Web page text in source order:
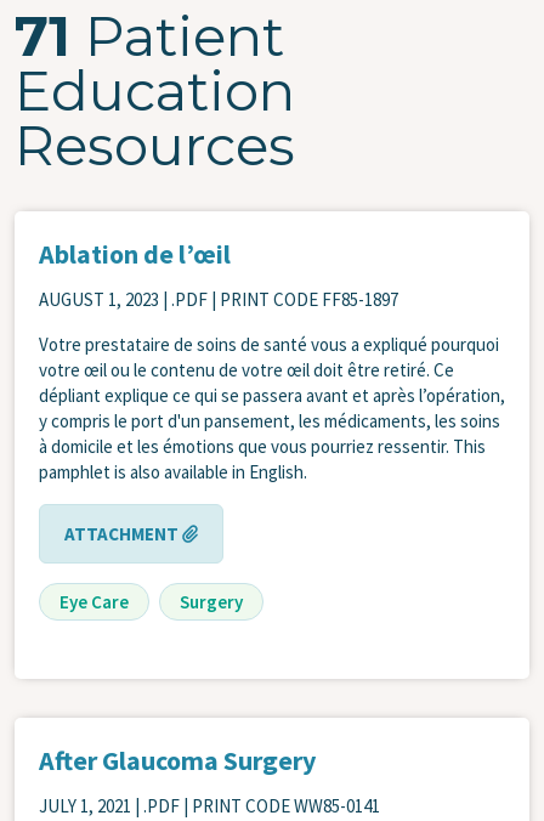
71 Patient
Education
Resources
Ablation de l’œil
AUGUST 1, 2023 | .PDF | PRINT CODE FF85-1897
Votre prestataire de soins de santé vous a expliqué pourquoi
votre œil ou le contenu de votre œil doit être retiré. Ce
dépliant explique ce qui se passera avant et après l’opération,
y compris le port d'un pansement, les médicaments, les soins
à domicile et les émotions que vous pourriez ressentir. This
pamphlet is also available in English.
ATTACHMENT
Eye Care Surgery
After Glaucoma Surgery
JULY 1, 2021 | .PDF | PRINT CODE WW85-0141